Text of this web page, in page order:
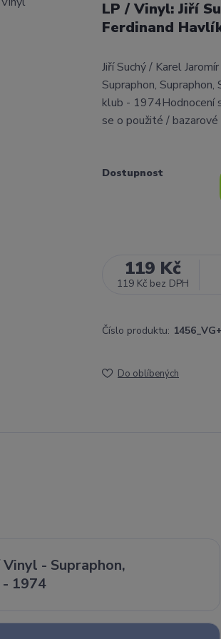
LP / Vinyl: Jiří
Ferdinand
Jiří Suchý / Karel
Supraphon,
klub - 1974Hodnocení
se o použité /
Dostupnost
119 Kč
119 Kč bez DPH
Číslo produktu:
Do oblíbených
- Supraphon,
- 1974